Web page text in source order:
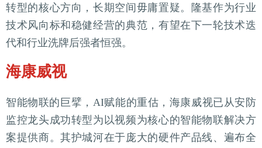
转型的核心方向，长期空间毋庸置疑。隆基作为行业
技术风向标和稳健经营的典范，有望在下一轮技术迭
代和行业洗牌后强者恒强。
海康威视
智能物联的巨擘，AI赋能的重估，海康威视已从安防
监控龙头成功转型为以视频为核心的智能物联解决方
案提供商。其护城河在于庞大的硬件产品线、遍布全